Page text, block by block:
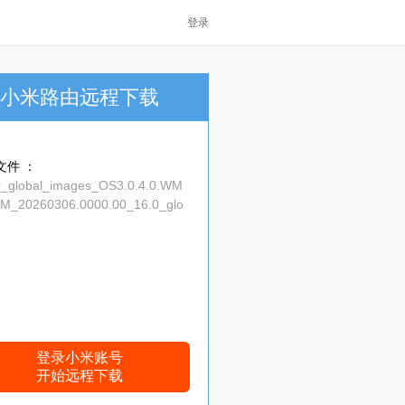
登录
小米路由远程下载
件 ：
登录小米账号
开始远程下载